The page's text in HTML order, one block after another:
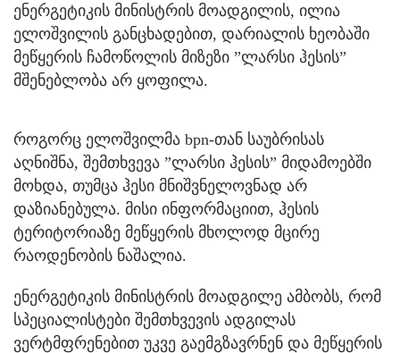
ენერგეტიკის მინისტრის მოადგილის, ილია
ელოშვილის განცხადებით, დარიალის ხეობაში
მეწყერის ჩამოწოლის მიზეზი ”ლარსი ჰესის”
მშენებლობა არ ყოფილა.
როგორც ელოშვილმა bpn-თან საუბრისას
აღნიშნა, შემთხვევა ”ლარსი ჰესის” მიდამოებში
მოხდა, თუმცა ჰესი მნიშვნელოვნად არ
დაზიანებულა. მისი ინფორმაციით, ჰესის
ტერიტორიაზე მეწყერის მხოლოდ მცირე
რაოდენობის ნაშალია.
ენერგეტიკის მინისტრის მოადგილე ამბობს, რომ
სპეციალისტები შემთხვევის ადგილას
ვერტმფრენებით უკვე გაემგზავრნენ და მეწყერის